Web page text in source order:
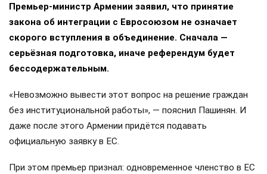
Премьер-министр Армении заявил, что принятие
закона об интеграции с Евросоюзом не означает
скорого вступления в объединение. Сначала —
серьёзная подготовка, иначе референдум будет
бессодержательным.
«Невозможно вывести этот вопрос на решение граждан
без институциональной работы», — пояснил Пашинян. И
даже после этого Армении придётся подавать
официальную заявку в ЕС.
При этом премьер признал: одновременное членство в ЕС